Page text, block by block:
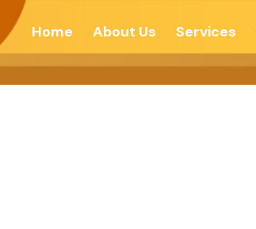
Home About Us Services